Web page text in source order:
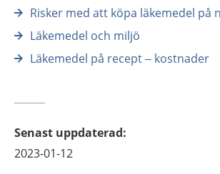
Risker med att köpa läkemedel på
Läkemedel och miljö
Läkemedel på recept – kostnader
Senast uppdaterad:
2023-01-12